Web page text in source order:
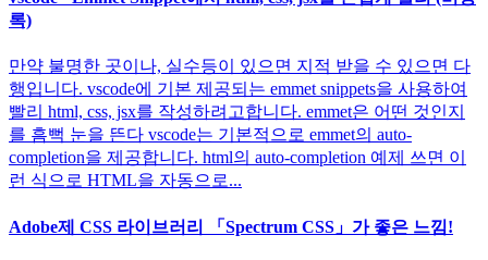
록)
만약 불명한 곳이나, 실수등이 있으면 지적 받을 수 있으면 다
행입니다. vscode에 기본 제공되는 emmet snippets을 사용하여
빨리 html, css, jsx를 작성하려고합니다. emmet은 어떤 것인지
를 흠뻑 눈을 뜬다 vscode는 기본적으로 emmet의 auto-
completion을 제공합니다. html의 auto-completion 예제 쓰면 이
런 식으로 HTML을 자동으로...
Adobe제 CSS 라이브러리 「Spectrum CSS」가 좋은 느낌!